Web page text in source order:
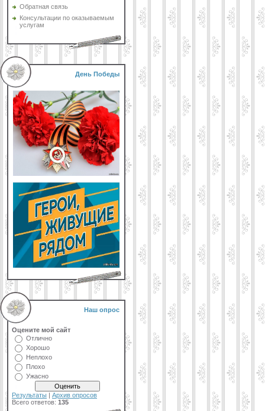
Обратная связь
Консультации по оказываемым
услугам
День Победы
Наш опрос
Оцените мой сайт
Отлично
Хорошо
Неплохо
Плохо
Ужасно
Результаты | Архив опросов
Всего ответов: 135